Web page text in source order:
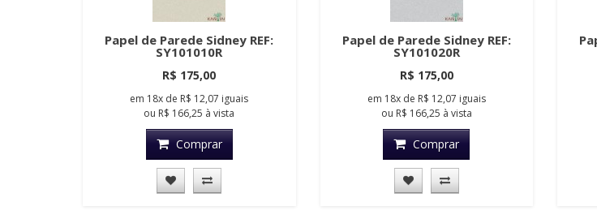
Papel de Parede Sidney REF:
SY101010R
R$ 175,00
em 18x de R$ 12,07 iguais
ou R$ 166,25 à vista
Comprar
Papel de Parede Sidney REF:
SY101020R
R$ 175,00
em 18xde R$ 12,07 iguais
ou R$ 166,25 à vista
Comprar